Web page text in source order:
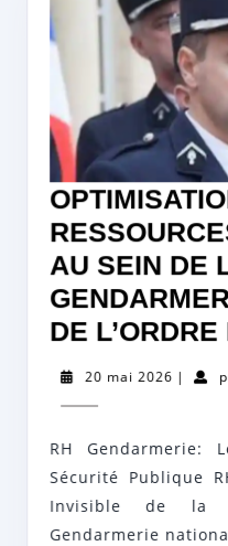
AU SEIN DE
DE
20 mai 2026 20|
RH Gendarmerie:
Sécurité Publique
Invisible de la
Gendarmerie